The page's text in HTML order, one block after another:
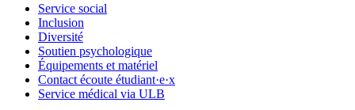
Service social
Inclusion
Diversité
Soutien psychologique
Équipements et matériel
Contact écoute étudiant·e·x
Service médical via ULB